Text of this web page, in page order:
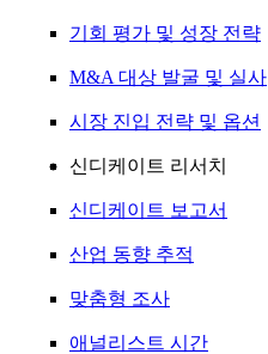
기회 평가 및 성장 전략
M&A 대상 발굴 및 실사
시장 진입 전략 및 옵션
신디케이트 리서치
신디케이트 보고서
산업 동향 추적
맞춤형 조사
애널리스트 시간